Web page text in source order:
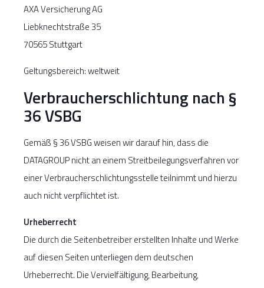
AXA Versicherung AG
Liebknechtstraße 35
70565 Stuttgart
Geltungsbereich: weltweit
Verbraucherschlichtung nach §
36 VSBG
Gemäß § 36 VSBG weisen wir darauf hin, dass die
DATAGROUP nicht an einem Streitbeilegungsverfahren vor
einer Verbraucherschlichtungsstelle teilnimmt und hierzu
auch nicht verpflichtet ist.
Urheberrecht
Die durch die Seitenbetreiber erstellten Inhalte und Werke
auf diesen Seiten unterliegen dem deutschen
Urheberrecht. Die Vervielfältigung, Bearbeitung,